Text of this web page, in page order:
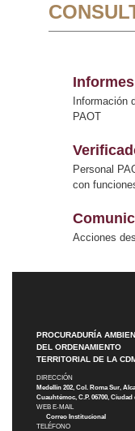
Información
PAOT
Personal
con
Acciones
PROCURADURÍA
DEL ORDENAMIENTO
TERRITORIAL DE LA
DIRECCIÓN
Medellín 202, Col. Roma Sur,
Cuauhtémoc, C.P. 06700, Ciudad
WEB E-MAIL
Correo Institucional
TELÉFONO